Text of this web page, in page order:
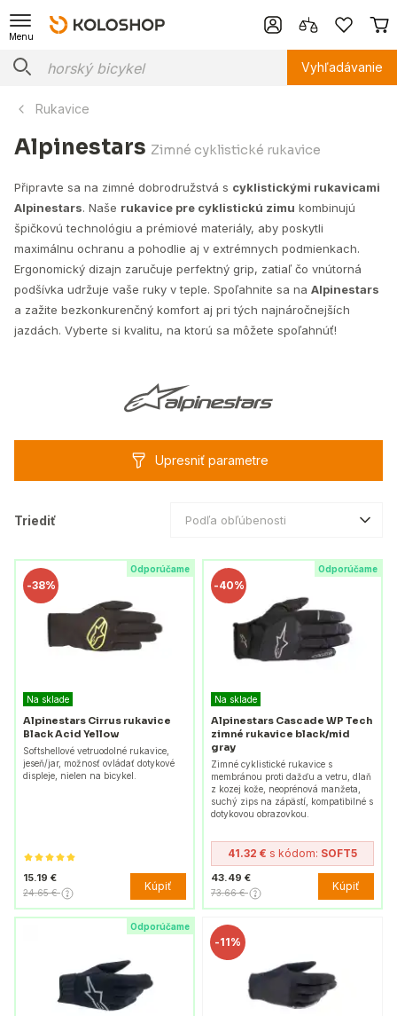
Menu
Vyhľadávanie
Rukavice
Alpinestars Zimné cyklistické rukavice
Připravte sa na zimné dobrodružstvá s cyklistickými rukavicami
Alpinestars. Naše rukavice pre cyklistickú zimu kombinujú
špičkovú technológiu a prémiové materiály, aby poskytli
maximálnu ochranu a pohodlie aj v extrémnych podmienkach.
Ergonomický dizajn zaručuje perfektný grip, zatiaľ čo vnútorná
podšívka udržuje vaše ruky v teple. Spoľahnite sa na Alpinestars
a zažite bezkonkurenčný komfort aj pri tých najnáročnejších
jazdách. Vyberte si kvalitu, na ktorú sa môžete spoľahnúť!
Upresniť parametre
Triediť Podľa obľúbenosti
Odporúčame
-38%
Na sklade
Alpinestars Cirrus rukavice
Black Acid Yellow
Softshellové vetruodolné rukavice,
jeseň/jar, možnosť ovládať dotykové
displeje, nielen na bicykel.
15.19 €
24.65 € Kúpiť
Odporúčame
-40%
Na sklade
Alpinestars Cascade WP Tech
zimné rukavice black/mid
gray
Zimné cyklistické rukavice s
membránou proti dažďu a vetru, dlaň
z kozej kože, neoprénová manžeta,
suchý zips na zápästí, kompatibilné s
dotykovou obrazovkou.
41.32 € s kódom: SOFT5
43.49 €
73.66 € Kúpiť
Odporúčame
-11%